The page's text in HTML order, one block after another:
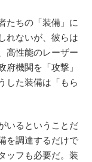
たちの「装備」に
れないが、彼らは
高性能のレーザー
機関を「攻撃」
した装備は「もら
いるということだ
を調達するだけで
ッフも必要だ。装